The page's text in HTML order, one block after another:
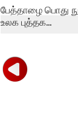
பேத்தாழை பொது
உலக புத்தக...